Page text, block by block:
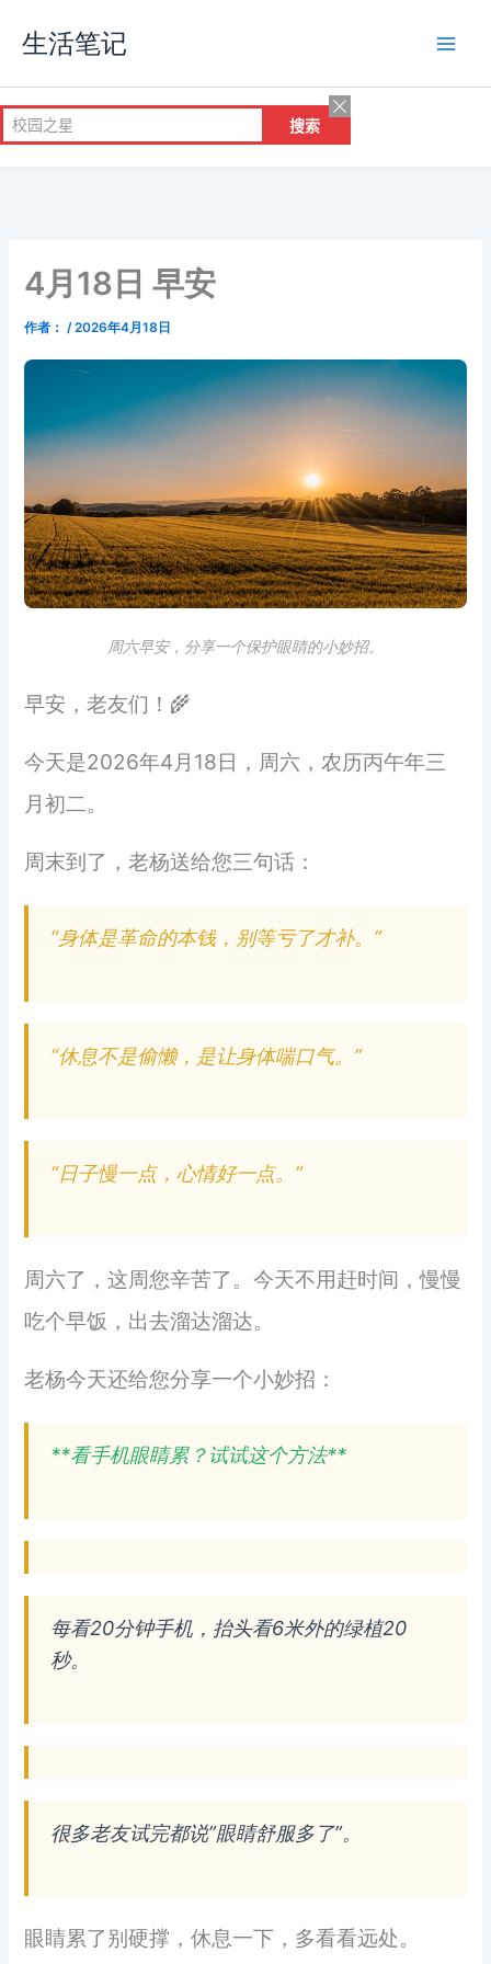
容
生活笔记
4月18日 早安
作者： /2026年4月18日
周六早安，分享一个保护眼睛的小妙招。
早安，老友们！🌾
今天是2026年4月18日，周六，农历丙午年三
月初二。
周末到了，老杨送给您三句话：
“身体是革命的本钱，别等亏了才补。”
“休息不是偷懒，是让身体喘口气。”
“日子慢一点，心情好一点。”
周六了，这周您辛苦了。今天不用赶时间，慢慢
吃个早饭，出去溜达溜达。
老杨今天还给您分享一个小妙招：
**看手机眼睛累？试试这个方法**
每看20分钟手机，抬头看6米外的绿植20
秒。
很多老友试完都说”眼睛舒服多了”。
眼睛累了别硬撑，休息一下，多看看远处。